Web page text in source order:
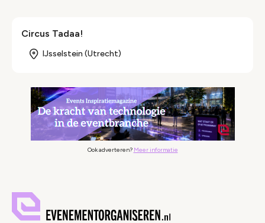
Circus Tadaa!
IJsselstein (Utrecht)
Ook adverteren? Meer informatie